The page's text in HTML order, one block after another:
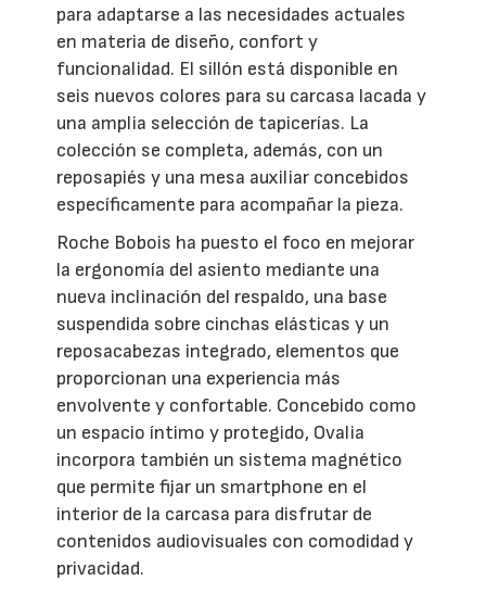
para adaptarse a las necesidades actuales
en materia de diseño, confort y
funcionalidad. El sillón está disponible en
seis nuevos colores para su carcasa lacada y
una amplia selección de tapicerías. La
colección se completa, además, con un
reposapiés y una mesa auxiliar concebidos
específicamente para acompañar la pieza.
Roche Bobois ha puesto el foco en mejorar
la ergonomía del asiento mediante una
nueva inclinación del respaldo, una base
suspendida sobre cinchas elásticas y un
reposacabezas integrado, elementos que
proporcionan una experiencia más
envolvente y confortable. Concebido como
un espacio íntimo y protegido, Ovalia
incorpora también un sistema magnético
que permite fijar un smartphone en el
interior de la carcasa para disfrutar de
contenidos audiovisuales con comodidad y
privacidad.